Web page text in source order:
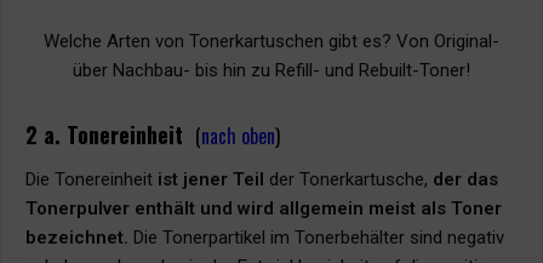
Welche Arten von Tonerkartuschen gibt es? Von Original-
über Nachbau- bis hin zu Refill- und Rebuilt-Toner!
2 a. Tonereinheit (nach oben)
Die Tonereinheit ist jener Teil der Tonerkartusche, der das
Tonerpulver enthält und wird allgemein meist als Toner
bezeichnet. Die Tonerpartikel im Tonerbehälter sind negativ